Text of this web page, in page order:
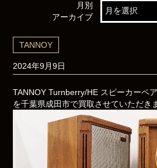
月別
アーカイブ
TANNOY
2024年9月9日
TANNOY Turnberry/HE スピーカーペ
を千葉県成田市で買取させていただき